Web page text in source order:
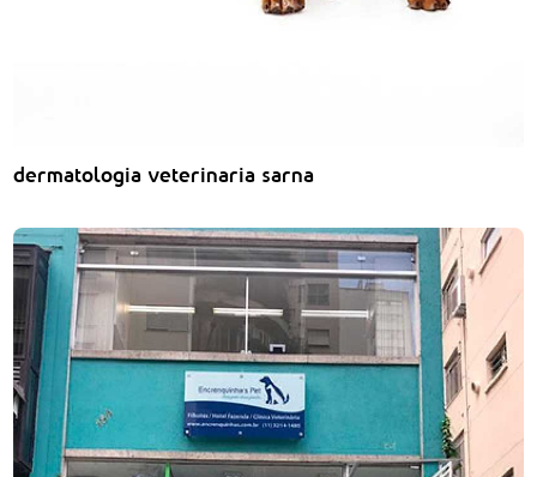
dermatologia veterinaria sarna